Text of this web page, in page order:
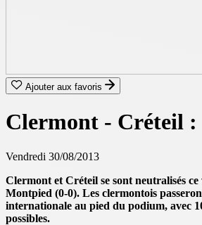
Ajouter aux favoris
Clermont - Créteil :
Vendredi 30/08/2013
Clermont et Créteil se sont neutralisés
Montpied (0-0). Les clermontois
internationale au pied du podium, avec
possibles.